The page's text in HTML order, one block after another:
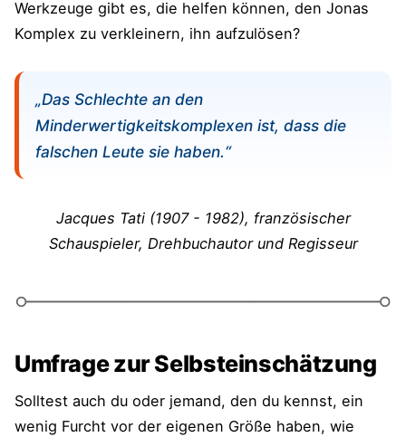
Werkzeuge gibt es, die helfen können, den Jonas
Komplex zu verkleinern, ihn aufzulösen?
„Das Schlechte an den
Minderwertigkeitskomplexen ist, dass die
falschen Leute sie haben.“
Jacques Tati (1907 - 1982), französischer
Schauspieler, Drehbuchautor und Regisseur
Umfrage zur Selbsteinschätzung
Solltest auch du oder jemand, den du kennst, ein
wenig Furcht vor der eigenen Größe haben, wie